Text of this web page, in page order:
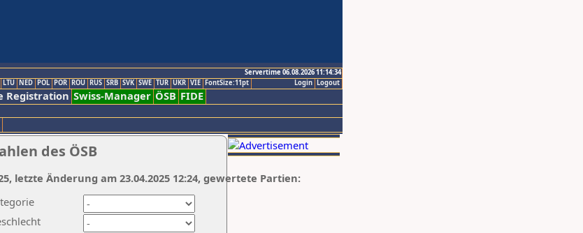
Servertime 06.08.2026 11:14:34
Logout
Login
LTU NED POL POR ROU RUS SRB SVK SWE TUR UKR VIE FontSize:11pt
Registration Swiss-Manager ÖSB FIDE
des ÖSB
letzte Änderung am 23.04.2025 12:24, gewertete Partien: